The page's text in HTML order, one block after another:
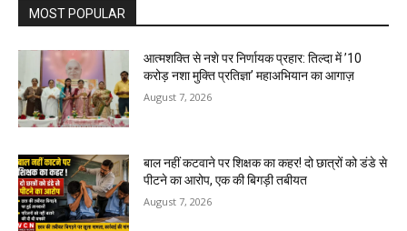
MOST POPULAR
आत्मशक्ति से नशे पर निर्णायक प्रहार: तिल्दा में ’10
करोड़ नशा मुक्ति प्रतिज्ञा’ महाअभियान का आगाज़
August 7, 2026
बाल नहीं कटवाने पर शिक्षक का कहर! दो छात्रों को डंडे से
पीटने का आरोप, एक की बिगड़ी तबीयत
August 7, 2026